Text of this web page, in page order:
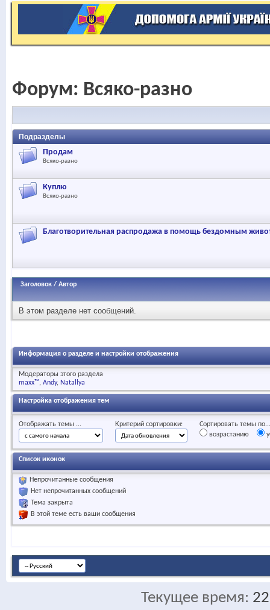
Форум: Всяко-разно
Подразделы
Продам
Всяко-разно
Куплю
Всяко-разно
Благотворительная распродажа в помощь бездомным
Заголовок / Автор
В этом разделе нет сообщений.
Информация о разделе и настройки отображения
Модераторы этого раздела
maxx™ Andy Natallya
Настройка отображения тем
Отображать темы ... Критерий сортировки:
Сортировать темы по...
возрастанию
Список иконок
Непрочитанные сообщения
Нет непрочитанных сообщений
Тема закрыта
В этой теме есть ваши сообщения
Текущее время: